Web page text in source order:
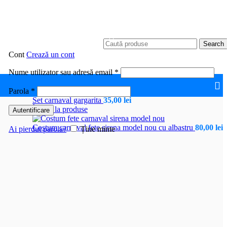
Search
Cont Crează un cont
Nume utilizator sau adresă email*
Parola *
Autentificare
Ai pierdut parola? Ține minte
Set carnaval gargarita 35,00 lei
Înapoi la produse
Costum carnaval fete sirena model nou cu albastru 80,00 lei